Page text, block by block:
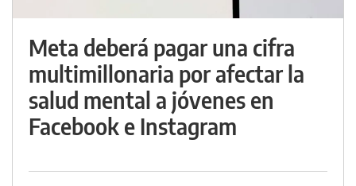
Meta deberá pagar una cifra
multimillonaria por afectar la
salud mental a jóvenes en
Facebook e Instagram